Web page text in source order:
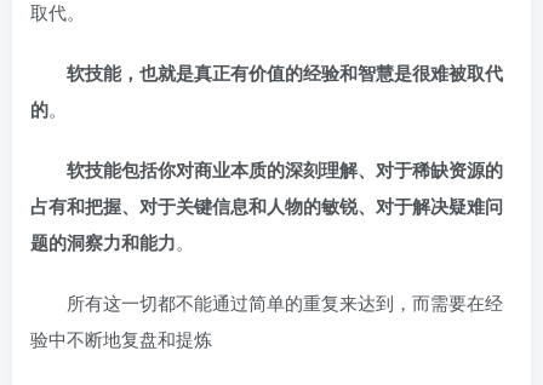
取代。
软技能，也就是真正有价值的经验和智慧是很难被取代
的。
软技能包括你对商业本质的深刻理解、对于稀缺资源的
占有和把握、对于关键信息和人物的敏锐、对于解决疑难问
题的洞察力和能力。
所有这一切都不能通过简单的重复来达到，而需要在经
验中不断地复盘和提炼